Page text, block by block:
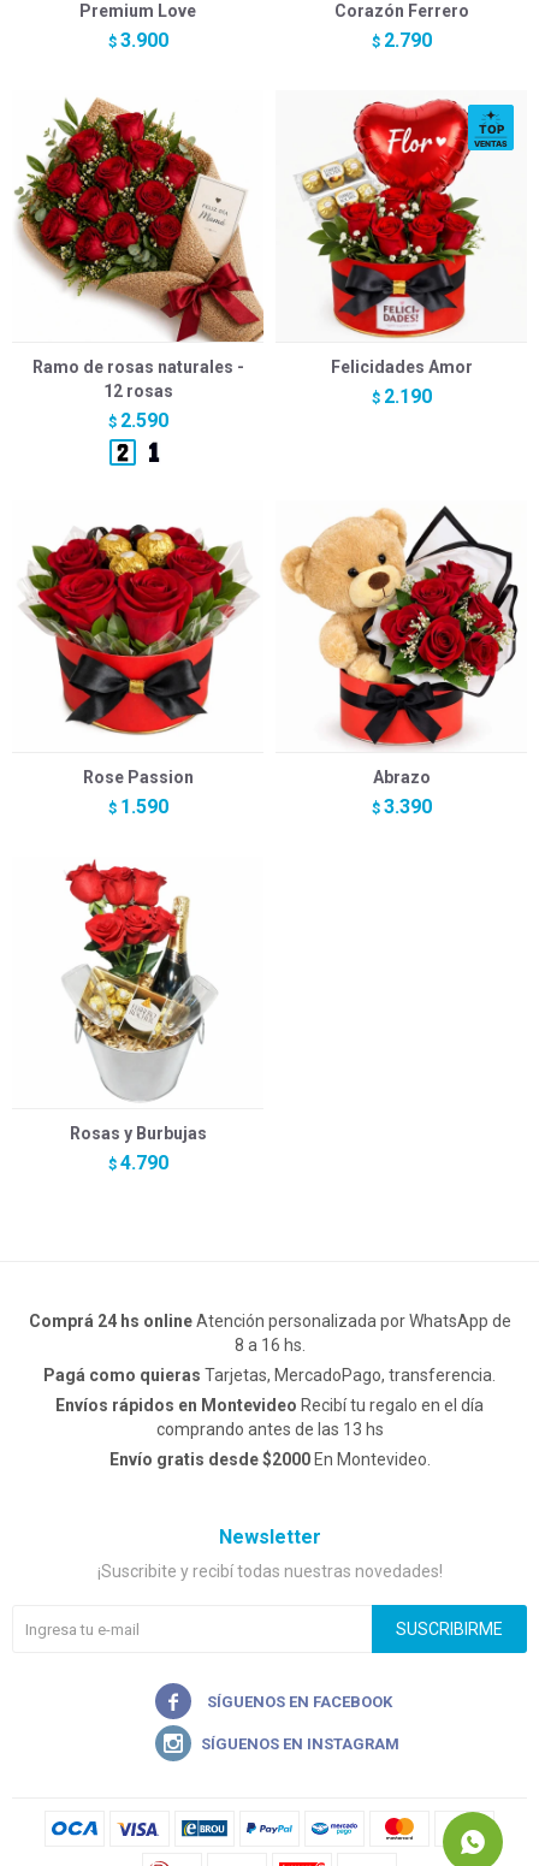
Premium Love
$ 3.900
Corazón Ferrero
$ 2.790
Ramo de rosas naturales -
12 rosas
$ 2.590
Felicidades Amor
$ 2.190
Rose Passion
$ 1.590
Abrazo
$ 3.390
Rosas y Burbujas
$ 4.790
Comprá 24 hs onlineAtención personalizada por WhatsApp de
8 a 16 hs.
Pagá como quieras Tarjetas, MercadoPago, transferencia.
Envíos rápidos en Montevideo Recibí tu regalo en el día
comprando antes de las 13 hs
Envío gratis desde $2000En Montevideo.
Newsletter
¡Suscribite y recibí todas nuestras novedades!
SUSCRIBIRME

